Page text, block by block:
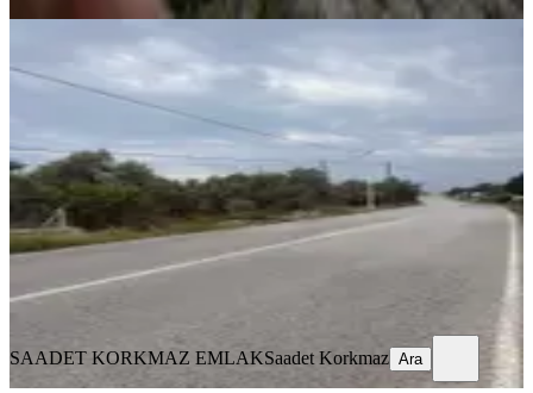
Saadet Korkmaz'dan Bademli'de
İmara Komşu Satılık 1700 M2
1677 m²
6.112/m²·24.05.2026
10.250.000 ₺
SAADET KORKMAZ EMLAK
SAADET KORKMAZ EMLAKSaadet Korkmaz Ara